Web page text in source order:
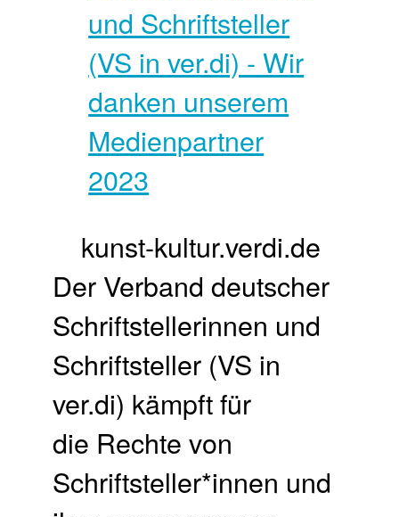
kunst-kultur.verdi.de
Der Verband deutscher
Schriftstellerinnen und
Schriftsteller (VS in
ver.di) kämpft für
die Rechte von
Schriftsteller*innen und